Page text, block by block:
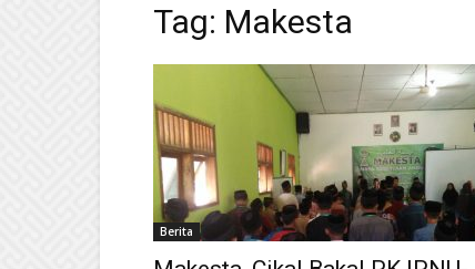
Tag: Makesta
Berita